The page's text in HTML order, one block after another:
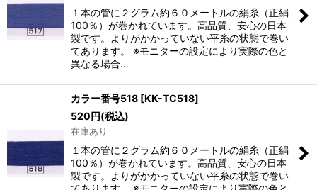
１本の管に２グラム約６０メートルの絹糸（正絹
100％）が巻かれています。高品質、安心の日本
製です。よりがかかっていない平糸の状態で巻い
てあります。 ※モニターの設定により実際の色と
異なる場合…
カラー番号518 [KK-TC518]
520円(税込)
在庫あり
１本の管に２グラム約６０メートルの絹糸（正絹
100％）が巻かれています。高品質、安心の日本
製です。よりがかかっていない平糸の状態で巻い